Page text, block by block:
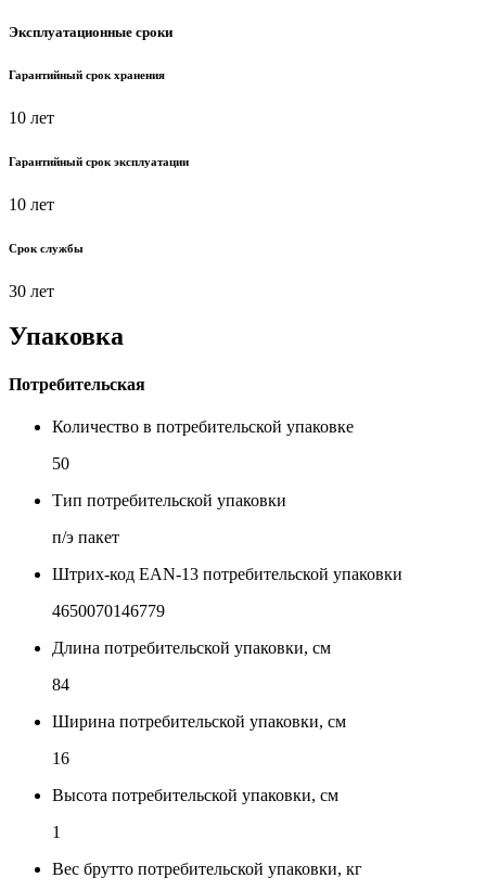
Эксплуатационные сроки
Гарантийный срок хранения
10 лет
Гарантийный срок эксплуатации
10 лет
Срок службы
30 лет
Упаковка
Потребительская
Количество в потребительской упаковке
50
Тип потребительской упаковки
п/э пакет
Штрих-код EAN-13 потребительской упаковки
4650070146779
Длина потребительской упаковки, см
84
Ширина потребительской упаковки, см
16
Высота потребительской упаковки, см
1
Вес брутто потребительской упаковки, кг